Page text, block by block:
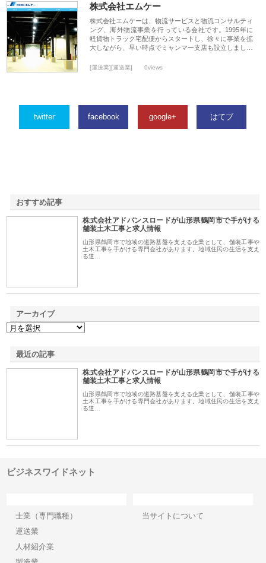
株式会社エムケー
株式会社エムケーは、物流サービスと物流コンサルティ
ング、海外物流事業を行っている会社です。1995年に
軽貨物トラック宅配便からスタートし、徐々に事業を拡
大しながら、早い時点でミャンマー支店も設立しまし…
[運送業][運送業] 0views
twitter facebook google+ はてブ
おすすめ記事
株式会社アドバンスロードが山形県鶴岡市で手がける
舗装土木工事と求人情報
山形県鶴岡市で地域の道路基盤を支える企業として、舗装工事や
土木工事を手がける専門会社があります。地域住民の生活を支え
る道…
アーカイブ
最近の記事
株式会社アドバンスロードが山形県鶴岡市で手がける
舗装土木工事と求人情報
山形県鶴岡市で地域の道路基盤を支える企業として、舗装工事や
土木工事を手がける専門会社があります。地域住民の生活を支え
る道…
ビジネスワイドネット
士業（専門職種）
運送業
人材紹介業
当サイトについて